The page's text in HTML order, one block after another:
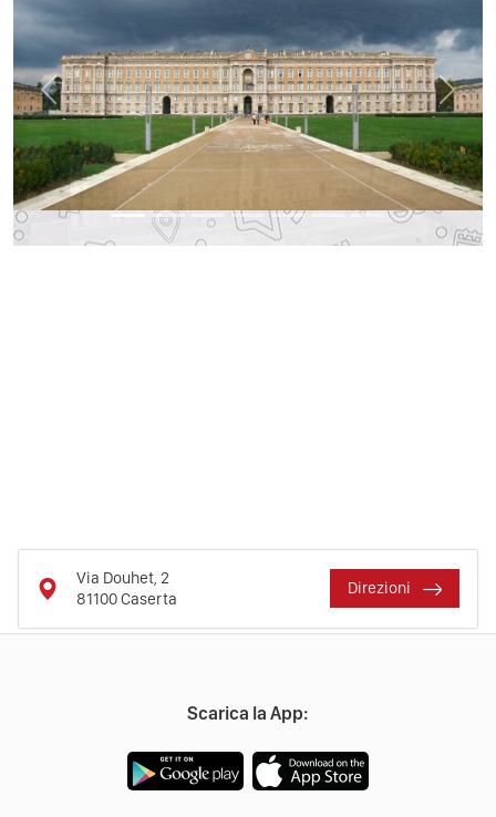
Previous Next
Via Douhet, 2
81100Caserta
Direzioni
Scarica la App: